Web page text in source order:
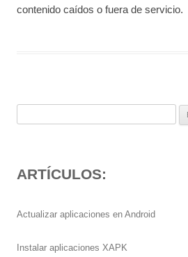
contenido caídos o fuera de servicio.
ARTÍCULOS:
Actualizar aplicaciones en Android
Instalar aplicaciones XAPK